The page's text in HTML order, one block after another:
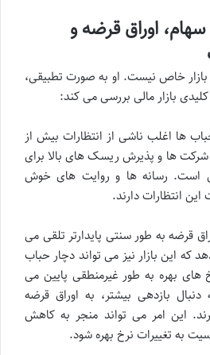
اوراق قرضه و
خاص نیست. او به صورت تطبیقی،
بازار مالی بررسی می کند:
ها اغلب ناشی از انتظارات بیش از
شرکت ها و پذیرش ریسک های بالا برای
است. رسانه ها و روایت های خوش
انتظارات دارند.
قرضه به طور سنتی پایدارتر تلقی می
که این بازار نیز می تواند دچار حباب
های بهره به طور غیرمنطقی پایین می
دنبال بازدهی بیشتر، به اوراق قرضه
این امر می تواند منجر به کاهش
به تغییرات نرخ بهره شود.